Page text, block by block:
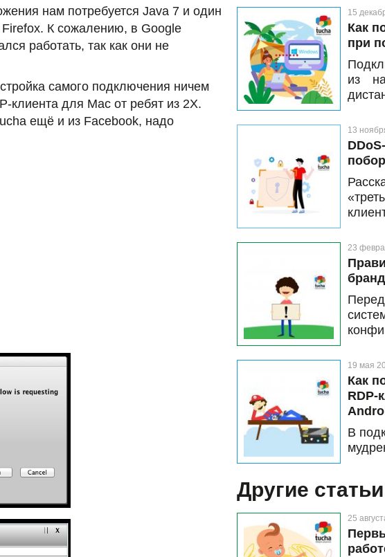
нам потребуется Java 7 и один
К сожалению, в Google
работать, так как они не
самого подключения ничем
клиента для Mac от ребят из 2X.
ещё и из Facebook, надо
столу
15
Как
при
из
от
13
23
Перед
19 мая
Как
RDP-
В
Другие статьи
25